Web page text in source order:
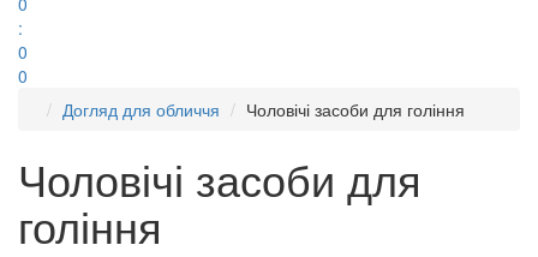
:
0
0
Догляд для обличчя
Чоловічі засоби для гоління
Чоловічі засоби для
гоління